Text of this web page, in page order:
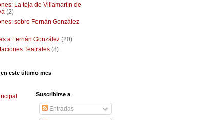
La teja de Villamartín de
(2)
sobre Fernán González
a Fernán González (20)
Teatrales (8)
este último mes
Suscribirse a
Entradas